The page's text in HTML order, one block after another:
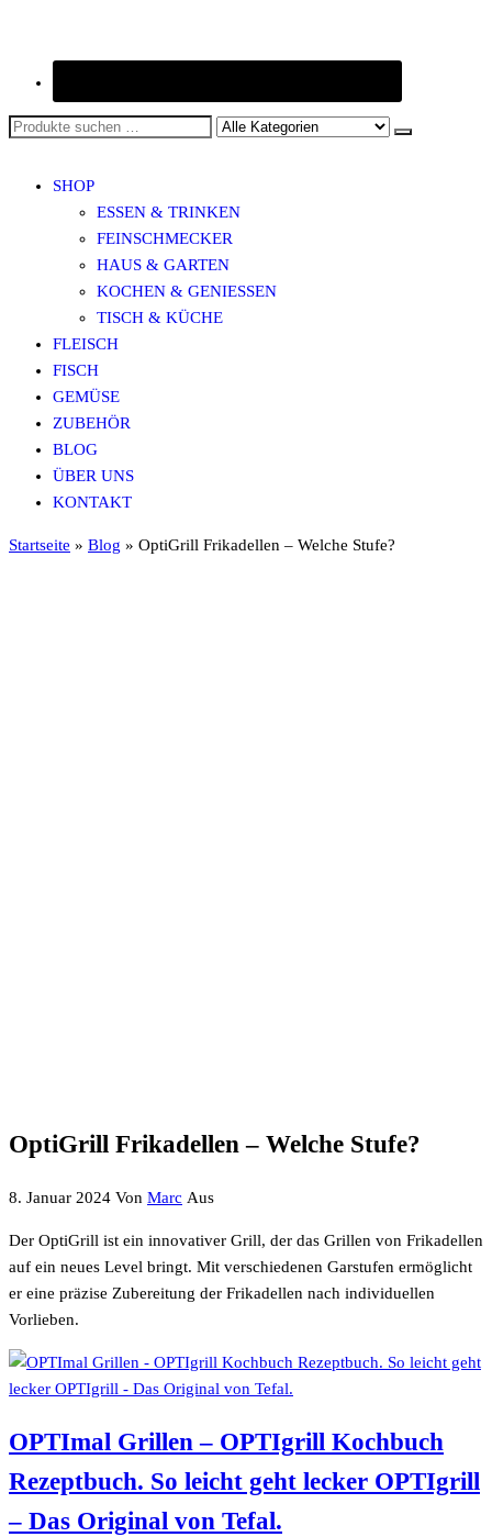
SHOP
ESSEN & TRINKEN
FEINSCHMECKER
HAUS & GARTEN
KOCHEN & GENIESSEN
TISCH & KÜCHE
FLEISCH
FISCH
GEMÜSE
ZUBEHÖR
BLOG
ÜBER UNS
KONTAKT
Startseite » Blog » OptiGrill Frikadellen – Welche Stufe?
OptiGrill Frikadellen – Welche Stufe?
8. Januar 2024 Von Marc Aus
Der OptiGrill ist ein innovativer Grill, der das Grillen von Frikadellen
auf ein neues Level bringt. Mit verschiedenen Garstufen ermöglicht
er eine präzise Zubereitung der Frikadellen nach individuellen
Vorlieben.
OPTImal Grillen – OPTIgrill Kochbuch
Rezeptbuch. So leicht geht lecker OPTIgrill
– Das Original von Tefal.